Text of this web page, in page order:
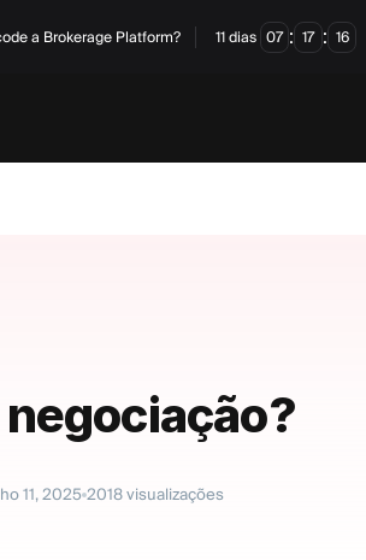
a Brokerage Platform? 11 dias 07 : 17 : 16
11, 2025 2018visualizações